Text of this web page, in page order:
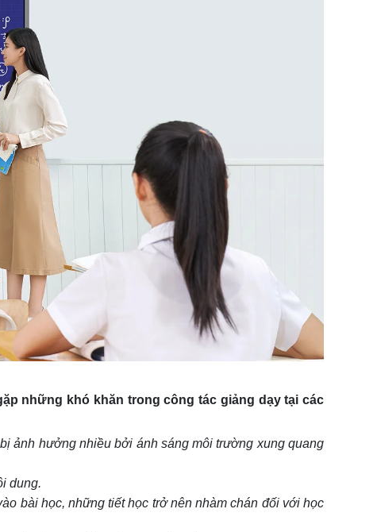
những khó khăn trong công tác giảng dạy tại các
ảnh hưởng nhiều bởi ánh sáng môi trường xung quang
dung.
bài học, những tiết học trở nên nhàm chán đối với học